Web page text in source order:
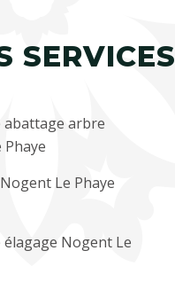
SERVICES
abattage arbre
Le Phaye
Nogent Le